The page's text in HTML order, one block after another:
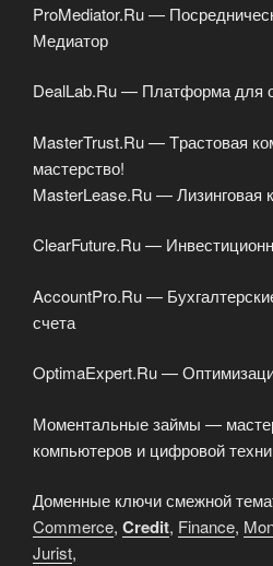
ProMediator.Ru —
Медиатор
DealLab.Ru — Платформа для
MasterTrust.Ru — Tрастовая
мастерство!
MasterLease.Ru — Лизинговая
ClearFuture.Ru —
AccountPro.Ru —
счета
OptimaExpert.Ru —
Моментальные займы —
компьютеров и цифровой
Доменные ключи смежной
Commerce, Credit, Finance,
Jurist,